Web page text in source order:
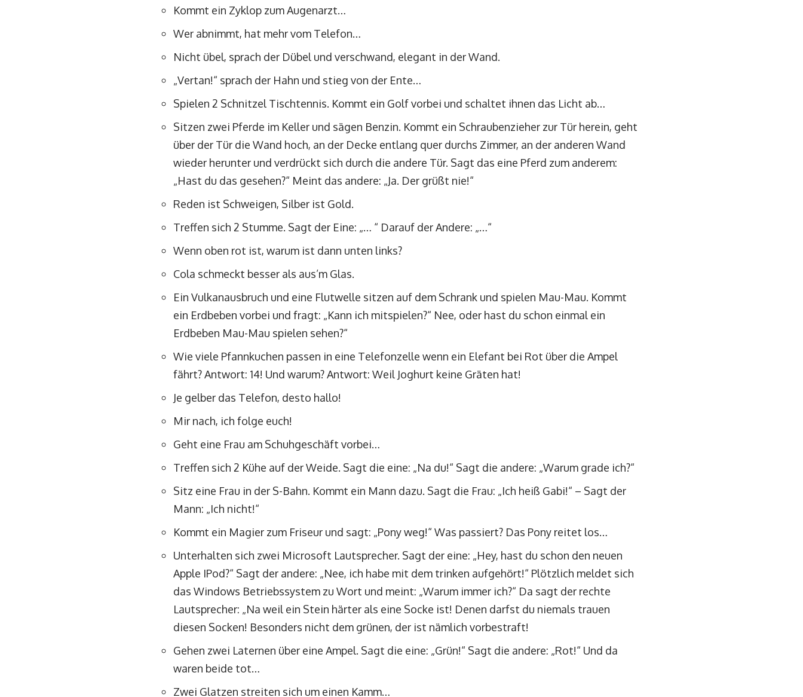
Kommt ein Zyklop zum Augenarzt…
Wer abnimmt, hat mehr vom Telefon…
Nicht übel, sprach der Dübel und verschwand, elegant in der Wand.
„Vertan!“ sprach der Hahn und stieg von der Ente…
Spielen 2 Schnitzel Tischtennis. Kommt ein Golf vorbei und schaltet ihnen das Licht ab…
Sitzen zwei Pferde im Keller und sägen Benzin. Kommt ein Schraubenzieher zur Tür herein, geht
über der Tür die Wand hoch, an der Decke entlang quer durchs Zimmer, an der anderen Wand
wieder herunter und verdrückt sich durch die andere Tür. Sagt das eine Pferd zum anderem:
„Hast du das gesehen?“ Meint das andere: „Ja. Der grüßt nie!“
Reden ist Schweigen, Silber ist Gold.
Treffen sich 2 Stumme. Sagt der Eine: „… “ Darauf der Andere: „…“
Wenn oben rot ist, warum ist dann unten links?
Cola schmeckt besser als aus’m Glas.
Ein Vulkanausbruch und eine Flutwelle sitzen auf dem Schrank und spielen Mau-Mau. Kommt
ein Erdbeben vorbei und fragt: „Kann ich mitspielen?“ Nee, oder hast du schon einmal ein
Erdbeben Mau-Mau spielen sehen?“
Wie viele Pfannkuchen passen in eine Telefonzelle wenn ein Elefant bei Rot über die Ampel
fährt? Antwort: 14! Und warum? Antwort: Weil Joghurt keine Gräten hat!
Je gelber das Telefon, desto hallo!
Mir nach, ich folge euch!
Geht eine Frau am Schuhgeschäft vorbei…
Treffen sich 2 Kühe auf der Weide. Sagt die eine: „Na du!“ Sagt die andere: „Warum grade ich?“
Sitz eine Frau in der S-Bahn. Kommt ein Mann dazu. Sagt die Frau: „Ich heiß Gabi!“ – Sagt der
Mann: „Ich nicht!“
Kommt ein Magier zum Friseur und sagt: „Pony weg!“ Was passiert? Das Pony reitet los…
Unterhalten sich zwei Microsoft Lautsprecher. Sagt der eine: „Hey, hast du schon den neuen
Apple IPod?“ Sagt der andere: „Nee, ich habe mit dem trinken aufgehört!“ Plötzlich meldet sich
das Windows Betriebssystem zu Wort und meint: „Warum immer ich?“ Da sagt der rechte
Lautsprecher: „Na weil ein Stein härter als eine Socke ist! Denen darfst du niemals trauen
diesen Socken! Besonders nicht dem grünen, der ist nämlich vorbestraft!
Gehen zwei Laternen über eine Ampel. Sagt die eine: „Grün!“ Sagt die andere: „Rot!“ Und da
waren beide tot…
Zwei Glatzen streiten sich um einen Kamm…